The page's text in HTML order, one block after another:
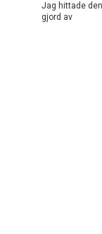
Jag hittade
gjord av